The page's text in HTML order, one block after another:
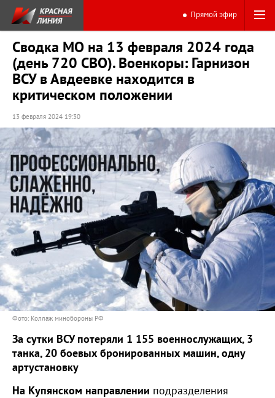
Прямой эфир
Сводка МО на 13 февраля 2024 года
(день 720 СВО). Военкоры: Гарнизон
ВСУ в Авдеевке находится в
критическом положении
13 февраля 2024 19:30
Фото: Коллаж минобороны РФ
За сутки ВСУ потеряли 1 155 военнослужащих, 3
танка, 20 боевых бронированных машин, одну
артустановку
На Купянском направлении подразделения